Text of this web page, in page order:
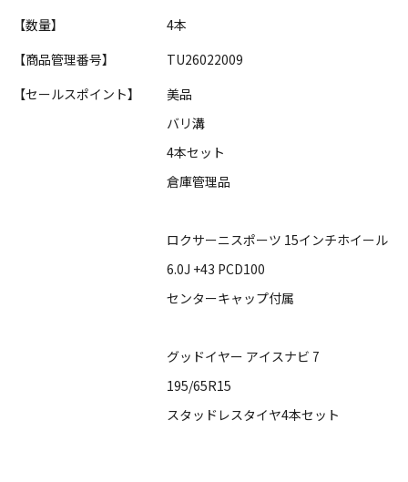
【数量】
4本
【商品管理番号】
TU26022009
【セールスポイント】
美品
バリ溝
4本セット
倉庫管理品
ロクサーニスポーツ 15インチホイール
6.0J +43 PCD100
センターキャップ付属
グッドイヤー アイスナビ 7
195/65R15
スタッドレスタイヤ4本セット